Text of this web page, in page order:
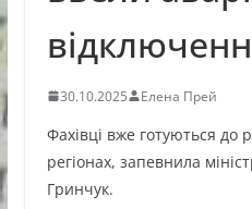
30.10.2025 Елена Прей
Фахівці вже готуються до
регіонах, запевнила
Гринчук.